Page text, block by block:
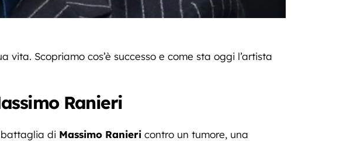
Scopriamo cos’è successo e come sta oggi l’artista
Ranieri
battaglia di Massimo Ranieri contro un tumore, una